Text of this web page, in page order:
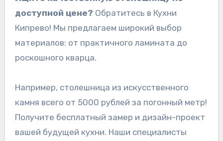
доступной цене? Обратитесь в Кухни
Кипрево! Мы предлагаем широкий выбор
материалов: от практичного ламината до
роскошного кварца.
Например, столешница из искусственного
камня всего от 5000 рублей за погонный метр!
Получите бесплатный замер и дизайн-проект
вашей будущей кухни. Наши специалисты